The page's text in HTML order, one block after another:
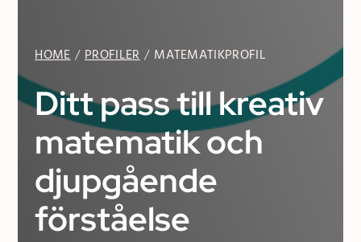
HOME PROFILER MATEMATIKPROFIL
Ditt pass till kreativ
matematik och
djupgående
förståelse